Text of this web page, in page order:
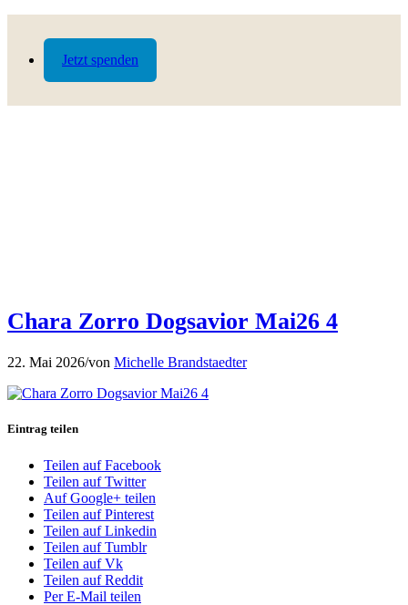
Jetzt spenden
Chara Zorro Dogsavior Mai26 4
22. Mai 2026/von Michelle Brandstaedter
Eintrag teilen
Teilen auf Facebook
Teilen auf Twitter
Auf Google+ teilen
Teilen auf Pinterest
Teilen auf Linkedin
Teilen auf Tumblr
Teilen auf Vk
Teilen auf Reddit
Per E-Mail teilen